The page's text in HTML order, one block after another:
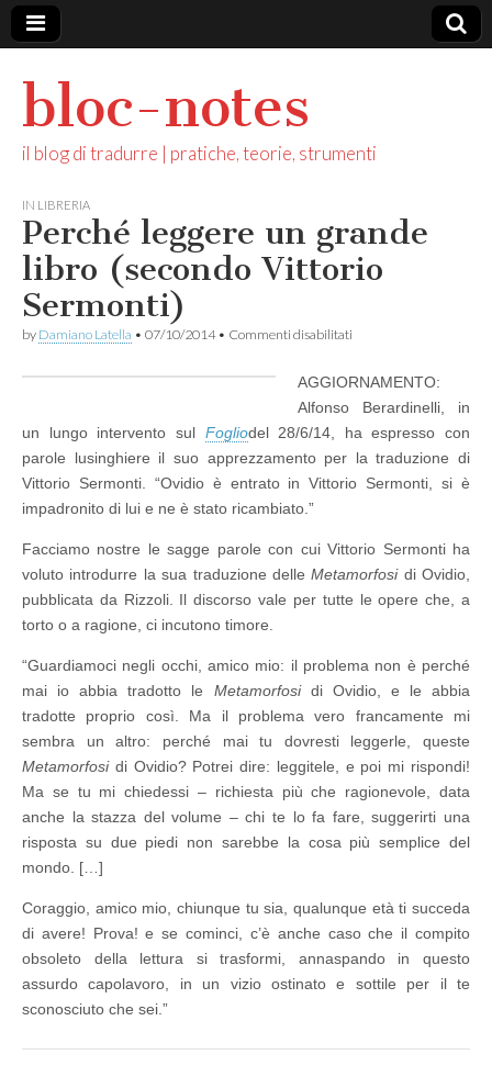
bloc-notes
il blog di tradurre | pratiche, teorie, strumenti
IN LIBRERIA
Perché leggere un grande
libro (secondo Vittorio
Sermonti)
by Damiano Latella • 07/10/2014• Commenti disabilitati
un
grande
(secondo
Vittorio
Sermonti)
AGGIORNAMENTO:
Alfonso Berardinelli, in
un lungo intervento sul Fogliodel 28/6/14, ha espresso con
parole lusinghiere il suo apprezzamento per la traduzione di
Vittorio Sermonti. “Ovidio è entrato in Vittorio Sermonti, si è
impadronito di lui e ne è stato ricambiato.”
Facciamo nostre le sagge parole con cui Vittorio Sermonti ha
voluto introdurre la sua traduzione delleMetamorfosi di Ovidio,
pubblicata da Rizzoli. Il discorso vale per tutte le opere che, a
torto o a ragione, ci incutono timore.
“Guardiamoci negli occhi, amico mio: il problema non è perché
mai io abbia tradotto le Metamorfosi di Ovidio, e le abbia
tradotte proprio così. Ma il problema vero francamente mi
sembra un altro: perché mai tu dovresti leggerle, queste
Metamorfosi di Ovidio? Potrei dire: leggitele, e poi mi rispondi!
Ma se tu mi chiedessi – richiesta più che ragionevole, data
anche la stazza del volume – chi te lo fa fare, suggerirti una
risposta su due piedi non sarebbe la cosa più semplice del
mondo. […]
Coraggio, amico mio, chiunque tu sia, qualunque età ti succeda
di avere! Prova! e se cominci, c’è anche caso che il compito
obsoleto della lettura si trasformi, annaspando in questo
assurdo capolavoro, in un vizio ostinato e sottile per il te
sconosciuto che sei.”